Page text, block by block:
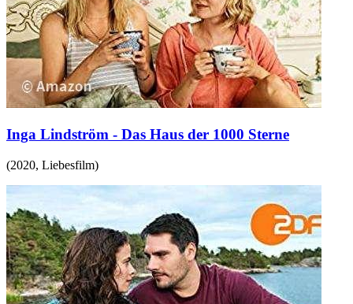
Inga Lindström - Das Haus der 1000 Sterne
(2020, Liebesfilm)